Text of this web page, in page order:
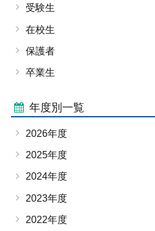
受験生
在校生
保護者
卒業生
年度別一覧
2026年度
2025年度
2024年度
2023年度
2022年度